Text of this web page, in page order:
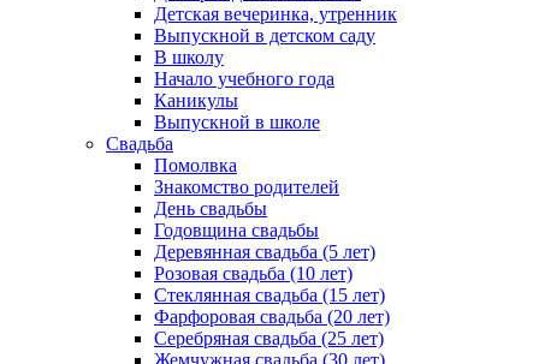
Детская вечеринка, утренник
Выпускной в детском саду
В школу
Начало учебного года
Каникулы
Выпускной в школе
Свадьба
Помолвка
Знакомство родителей
День свадьбы
Годовщина свадьбы
Деревянная свадьба (5 лет)
Розовая свадьба (10 лет)
Стеклянная свадьба (15 лет)
Фарфоровая свадьба (20 лет)
Серебряная свадьба (25 лет)
Жемчужная свадьба (30 лет)